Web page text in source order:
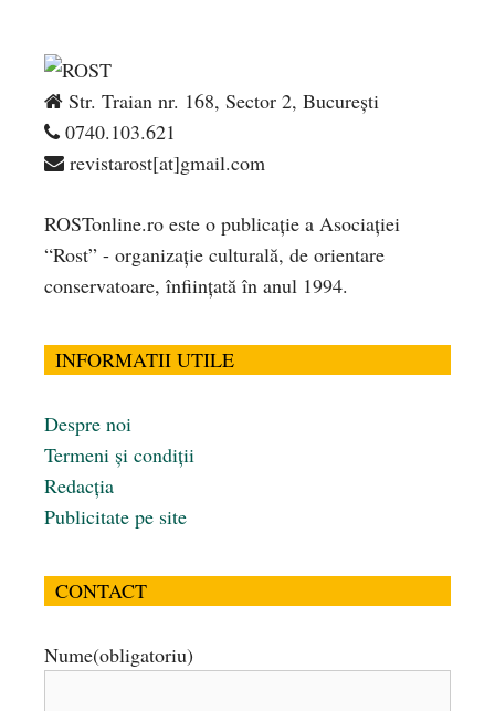
Str. Traian nr. 168, Sector 2, București
0740.103.621
revistarost[at]gmail.com
ROSTonline.ro este o publicaţie a Asociaţiei
“Rost” - organizaţie culturală, de orientare
conservatoare, înfiinţată în anul 1994.
INFORMATII UTILE
Despre noi
Termeni și condiții
Redacția
Publicitate pe site
CONTACT
Nume(obligatoriu)